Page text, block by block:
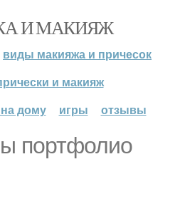
И МАКИЯЖ
виды макияжа и причесок
и макияж
дому
игры отзывы
портфолио